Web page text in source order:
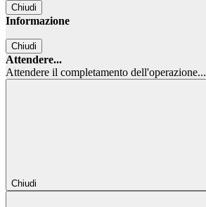
Chiudi
Informazione
Chiudi
Attendere...
Attendere il completamento dell'operazione...
Chiudi